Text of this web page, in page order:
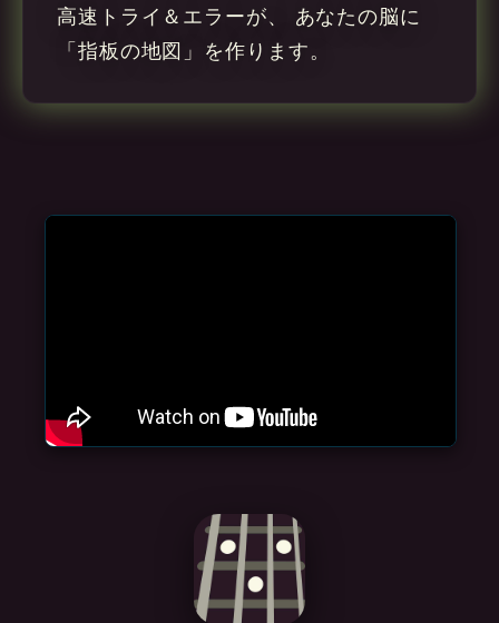
高速トライ＆エラーが、 あなたの脳に
「指板の地図」を作ります。